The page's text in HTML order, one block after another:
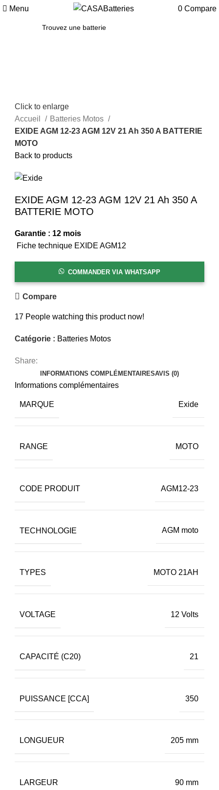
Menu 0 Compare
Click to enlarge
Accueil
Batteries Motos
EXIDE AGM 12-23 AGM 12V 21 Ah 350 A BATTERIE
MOTO
Back to products
EXIDE AGM 12-23 AGM 12V 21 Ah 350 A
BATTERIE MOTO
Garantie : 12 mois
Fiche technique EXIDE AGM12
COMMANDER VIA WHATSAPP
Compare
17 People watching this product now!
Catégorie : Batteries Motos
Share:
INFORMATIONS COMPLÉMENTAIRESAVIS (0)
Informations complémentaires
MARQUE Exide
RANGE MOTO
CODE PRODUIT AGM12-23
TECHNOLOGIE AGM moto
TYPES MOTO 21AH
VOLTAGE 12 Volts
CAPACITÉ (C20) 21
PUISSANCE [CCA] 350
LONGUEUR 205 mm
LARGEUR 90 mm